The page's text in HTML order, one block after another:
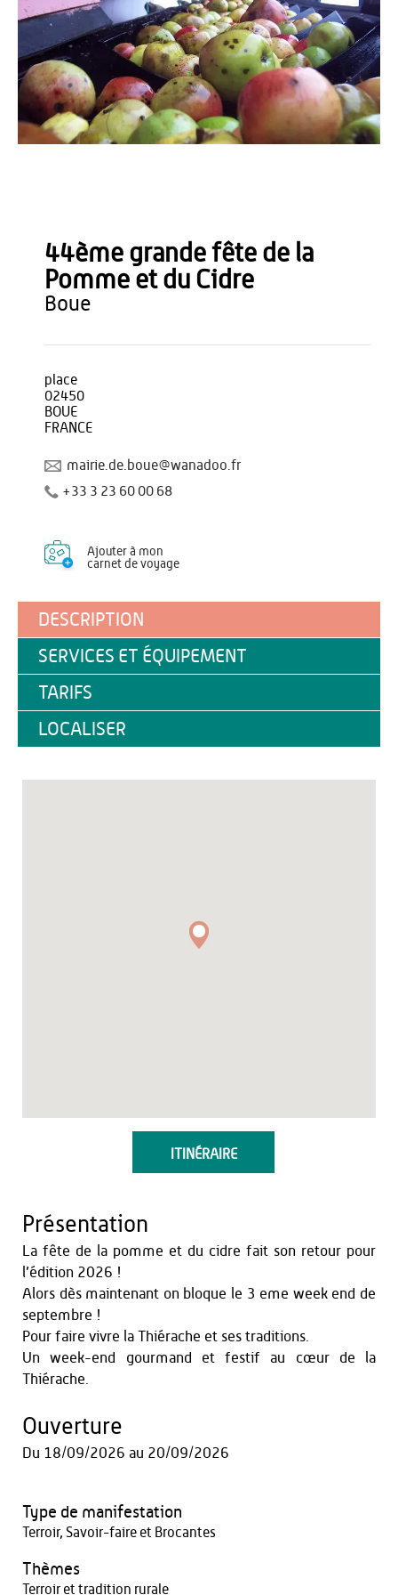
44ème grande fête de la
Pomme et du Cidre
boue
place
02450
BOUE
FRANCE
mairie.de.boue@wanadoo.fr
+33 3 23 60 00 68
Ajouter à mon
carnet de voyage
DESCRIPTION
SERVICES ET ÉQUIPEMENT
TARIFS
LOCALISER
ITINÉRAIRE
Présentation
La fête de la pomme et du cidre fait son retour pour
l’édition 2026 !
Alors dès maintenant on bloque le 3 eme week end de
septembre !
Pour faire vivre la Thiérache et ses traditions.
Un week-end gourmand et festif au cœur de la
Thiérache.
Ouverture
Du 18/09/2026 au 20/09/2026
Type de manifestation
Terroir, Savoir-faire et Brocantes
Thèmes
Terroir et tradition rurale